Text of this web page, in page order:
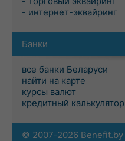
- интернет-эквайринг
Банки
все банки Беларуси
найти на карте
курсы валют
кредитный калькулятор
© 2007-2026 Benefit.by